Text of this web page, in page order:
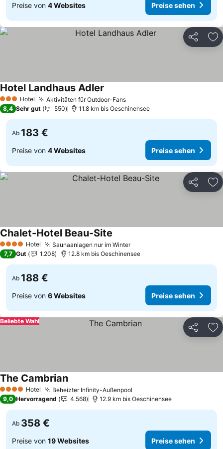
Preise von 4 Websites Preise sehen
Teilen
3 SterneHotel Aktivitäten für Outdoor-Fans
Hotel Landhaus Adler
8,4 Sehr gut 550 11.8 km bis Oeschinensee
Ab 183 €
Preise von 4 Websites Preise sehen
Teilen
4 Sterne Hotel Saunaanlagen nur im Winter
Chalet-Hotel Beau-Site
7,7 Gut 1.208 12.8 km bis Oeschinensee
Ab 188 €
Preise von 6 Websites Preise sehen
Teilen
Beliebte Wahl
4 Sterne Hotel Beheizter Infinity-Außenpool
The Cambrian
9,0 Hervorragend 4.568 12.9 km bis Oeschinensee
Ab 358 €
Preise von 19 Websites Preise sehen